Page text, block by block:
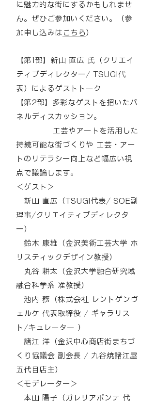
に魅力的な街にするかもしれませ
ん。ぜひご参加いください。（参
加申し込みは こちら ）
【第1部】新山 直広 氏（クリエイ
ティブディレクター/ TSUGI代
表）によるゲストトーク
【第2部】多彩なゲストを招いたパ
ネルディスカッション。
工芸やアートを活用した
持続可能な街づくりや 工芸・アー
トのリテラシー向上など幅広い視
点で議論します。
＜ゲスト＞
新山 直広（TSUGI代表/ SOE副
理事/クリエイティブディレクタ
ー）
鈴木 康雄（金沢美術工芸大学 ホ
リスティックデザイン教授）
丸谷 耕太（金沢大学融合研究域
融合科学系 准教授）
池内 務（株式会社 レントゲンヴ
ェルケ 代表取締役 / ギャラリス
ト/キュレーター ）
諸江 洋（金沢中心商店街まちづ
くり協議会 副会長 / 九谷焼諸江屋
五代目店主）
＜モデレーター＞
本山 陽子（ガレリアポンテ 代